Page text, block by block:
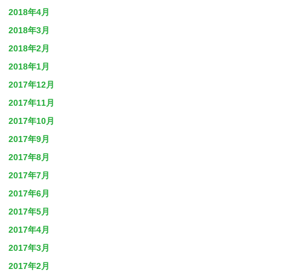
2018年4月
2018年3月
2018年2月
2018年1月
2017年12月
2017年11月
2017年10月
2017年9月
2017年8月
2017年7月
2017年6月
2017年5月
2017年4月
2017年3月
2017年2月